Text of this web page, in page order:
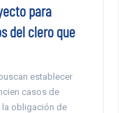
para
del clero que
establecer
casos de
la obligación de